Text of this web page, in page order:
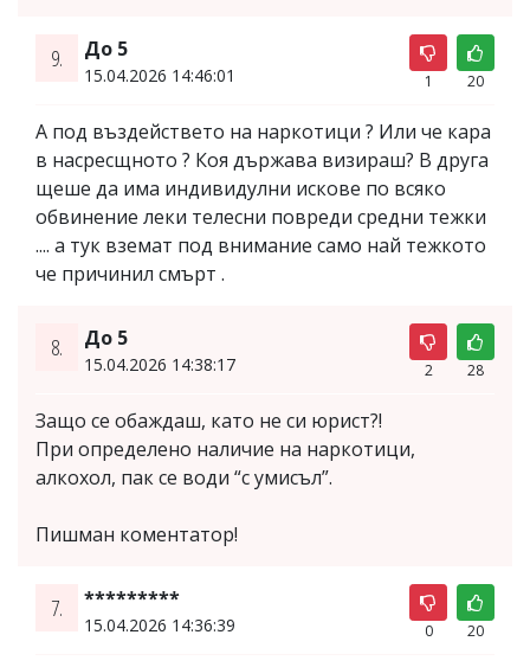
9. До 5
15.04.2026 14:46:01 1 20
А под въздействето на наркотици ? Или че кара
в насресщното ? Коя държава визираш? В друга
щеше да има индивидулни искове по всяко
обвинение леки телесни повреди средни тежки
.... а тук вземат под внимание само най тежкото
че причинил смърт .
8. До 5
15.04.2026 14:38:17 2 28
Защо се обаждаш, като не си юрист?!
При определено наличие на наркотици,
алкохол, пак се води “с умисъл”.
Пишман коментатор!
7. *********
15.04.2026 14:36:39 0 20